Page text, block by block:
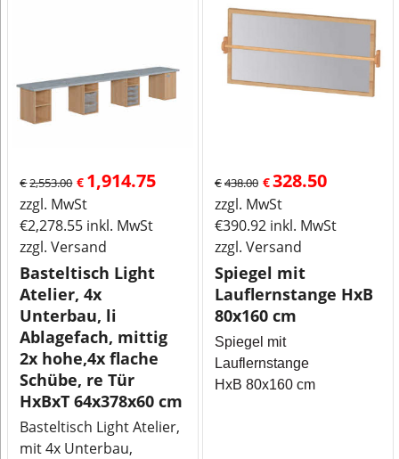
€2,553.00 € 1,914.75
zzgl. MwSt
€2,278.55 inkl. MwSt
zzgl. Versand
Basteltisch Light
Atelier, 4x
Unterbau, li
Ablagefach, mittig
2x hohe,4x flache
Schübe, re Tür
HxBxT 64x378x60 cm
Basteltisch Light Atelier,
mit 4x Unterbau,
€438.00 €328.50
zzgl. MwSt
€390.92 inkl. MwSt
zzgl. Versand
Spiegel mit
Lauflernstange HxB
80x160 cm
Spiegel mit
Lauflernstange
HxB 80x160 cm